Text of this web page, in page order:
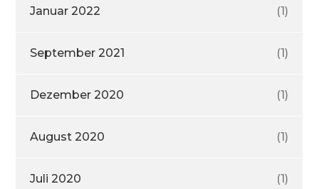
Januar 2022 (1)
September 2021 (1)
Dezember 2020 (1)
August 2020 (1)
Juli 2020 (1)